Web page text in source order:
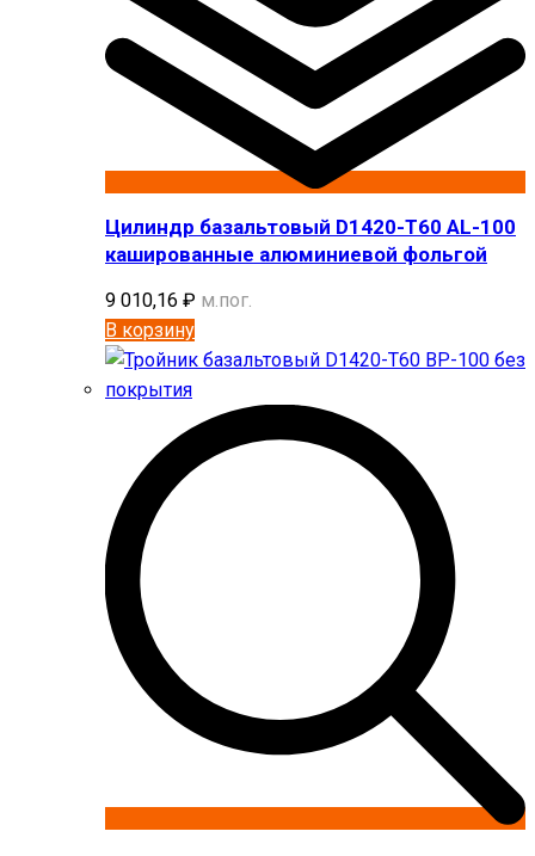
Цилиндр базальтовый D1420-T60 AL-100
кашированные алюминиевой фольгой
9 010,16 ₽ м.пог.
В корзину